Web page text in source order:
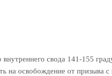
свода 141-155
освобождение от призыва с